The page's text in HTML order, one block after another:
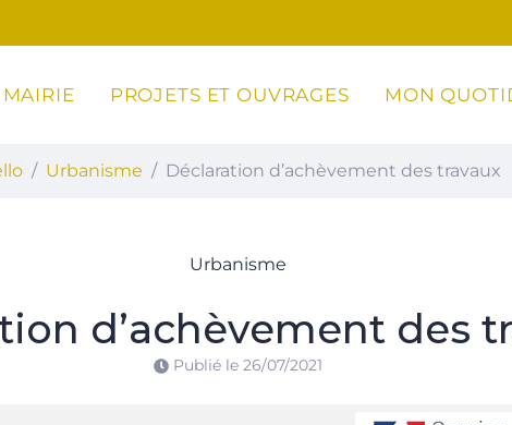
Caldarello
PROJETS ET OUVRAGES MON
Urbanisme Déclaration d’achèvement des travaux
Urbanisme
d’achèvement des
Publié le 26/07/2021